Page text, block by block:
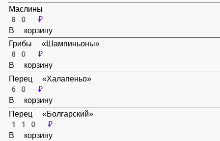
Фирменный соус
90 ₽
В корзину
Маслины
80 ₽
В корзину
Грибы «Шампиньоны»
80 ₽
В корзину